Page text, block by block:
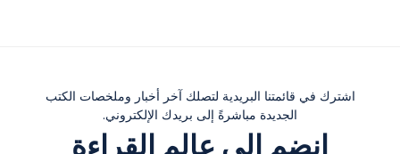
اشترك في قائمتنا البريدية لتصلك آخر أخبار وملخصات الكتب
الجديدة مباشرةً إلى بريدك الإلكتروني.
انضم إلى عالم القراءة